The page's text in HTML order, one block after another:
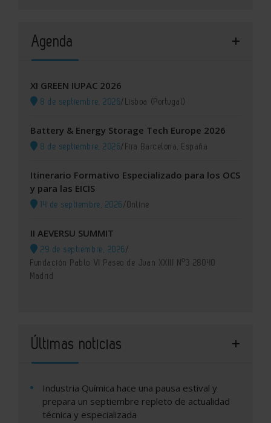
Agenda
XI GREEN IUPAC 2026
8 de septiembre, 2026/Lisboa (Portugal)
Battery & Energy Storage Tech Europe 2026
8 de septiembre, 2026/Fira Barcelona, España
Itinerario Formativo Especializado para los OCS
y para las EICIS
14 de septiembre, 2026/Online
II AEVERSU SUMMIT
29 de septiembre, 2026/
Fundación Pablo VI Paseo de Juan XXIII Nº3 28040
Madrid
Últimas noticias
Industria Química hace una pausa estival y
prepara un septiembre repleto de actualidad
técnica y especializada